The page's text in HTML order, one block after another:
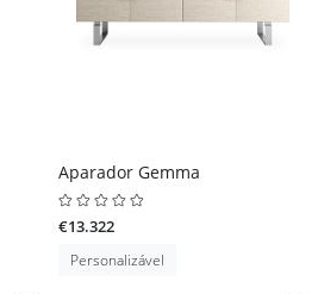
Aparador Gemma
€13.322
Personalizável